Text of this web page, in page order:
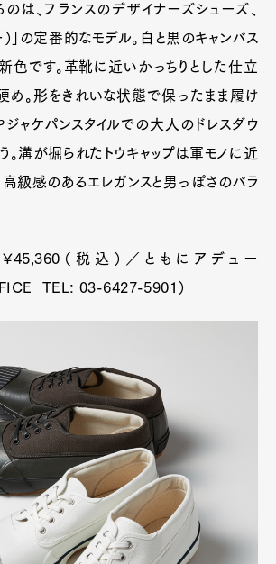
は、フランスのデザイナーズシューズ、
）」の定番的なモデル。白と黒のキャンバス
色です。革靴に近いかっちりとした仕立
め。形をきれいな状態で保ったまま履け
ジャケパンスタイルでの大人のドレスダウ
。溝が掘られたトウキャップは軍モノに近
高級感のあるエレガンスと男っぽさのバラ
（税込）／ともにアデュー
TEL: 03-6427-5901）